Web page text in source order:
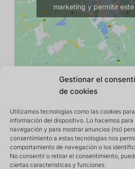
Gestionar el
de cookies
Utilizamos tecnologías como las cookies
información del dispositivo. Lo hacemos
navegación y para mostrar anuncios (no)
consentimiento a estas tecnologías nos
comportamiento de navegación o los
No consentir o retirar el consentimiento,
ciertas características y funciones.
marketing y permitir